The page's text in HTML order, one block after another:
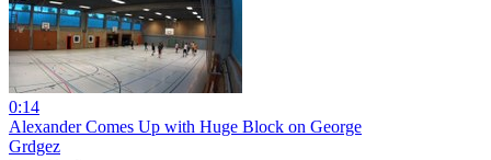
0:14
Alexander Comes Up with Huge Block on George
Grdgez